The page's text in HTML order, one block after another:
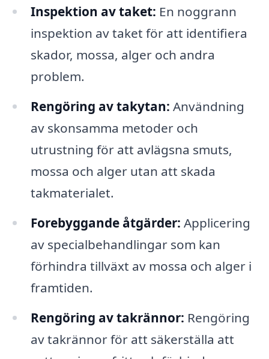
Inspektion av taket: En noggrann
inspektion av taket för att identifiera
skador, mossa, alger och andra
problem.
Rengöring av takytan: Användning
av skonsamma metoder och
utrustning för att avlägsna smuts,
mossa och alger utan att skada
takmaterialet.
Forebyggande åtgärder: Applicering
av specialbehandlingar som kan
förhindra tillväxt av mossa och alger i
framtiden.
Rengöring av takrännor: Rengöring
av takrännor för att säkerställa att